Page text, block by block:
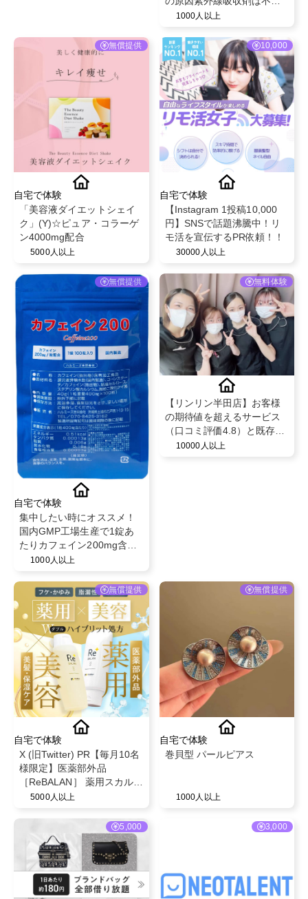
用だから安心安全な日焼け
ェール 30g】
1000人以上
無償提供
自宅で体験
「美容液ダイエットシェイ
ク」(Y)☆ピュア・コラーゲ
ン4000mg配合
5000人以上
10,000
自宅で体験
【Instagram 1投稿10,000
円】SNSで話題沸騰中！リ
モ活を宣伝するPR依頼！！
30000人以上
無償提供
自宅で体験
集中したい時にオススメ！
国内GMP工場生産で1錠あ
たりカフェイン200mg含有
「Caffeine200」サプリメン
1000人以上
無料体験
【リンリン半田店】お客様
の期待値を超えるサービス
（口コミ評価4.8）と既存の
お客様からの紹介率が50％
10000人以上
無償提供
自宅で体験
X (旧Twitter) PR【毎月10名
様限定】医薬部外品
［ReBALAN］ 薬用スカルプ
シャンプー ‎250ml & 美容液
ト フケ・かゆみ 脂漏性 頭
皮臭 〈薬用〉医薬部外品 3
種の有効成分 × 〈美容〉美
髪成分 高保湿成分 ハイブ
リッド処方
5000人以上
無償提供
自宅で体験
巻貝型 パールピアス
1000人以上
5,000 3,000